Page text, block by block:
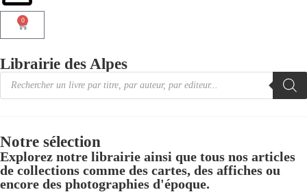
0
Librairie des Alpes
Notre sélection
Explorez notre librairie ainsi que tous nos articles
de collections comme des cartes, des affiches ou
encore des photographies d'époque.